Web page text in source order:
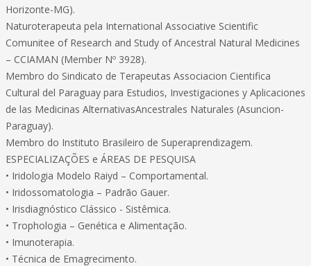
Horizonte-MG).
Naturoterapeuta pela International Associative Scientific
Comunitee of Research and Study of Ancestral Natural Medicines
– CCIAMAN (Member Nº 3928).
Membro do Sindicato de Terapeutas Associacion Cientifica
Cultural del Paraguay para Estudios, Investigaciones y Aplicaciones
de las Medicinas AlternativasAncestrales Naturales (Asuncion-
Paraguay).
Membro do Instituto Brasileiro de Superaprendizagem.
ESPECIALIZAÇÕES e ÁREAS DE PESQUISA
• Iridologia Modelo Raiyd – Comportamental.
• Iridossomatologia – Padrão Gauer.
• Irisdiagnóstico Clássico - Sistêmica.
• Trophologia – Genética e Alimentação.
• Imunoterapia.
• Técnica de Emagrecimento.